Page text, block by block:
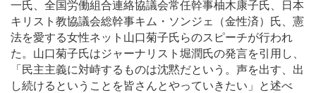
一氏、全国労働組合連絡協議会常任幹事柚木康子氏、日本
キリスト教協議会総幹事キム・ソンジェ（金性済）氏、憲
法を愛する女性ネット山口菊子氏らのスピーチが行われ
た。山口菊子氏はジャーナリスト堀潤氏の発言を引用し、
「民主主義に対峙するものは沈黙だという。声を出す、出
し続けるということを皆さんとやっていきたい」と述べ